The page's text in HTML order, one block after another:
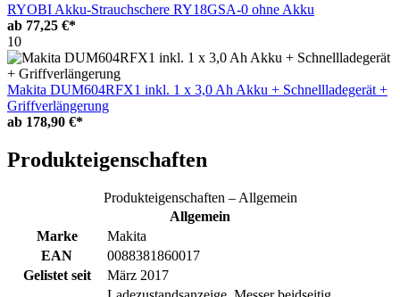
RYOBI Akku-Strauchschere RY18GSA-0 ohne Akku
ab 77,25 €*
10
Makita DUM604RFX1 inkl. 1 x 3,0 Ah Akku + Schnellladegerät +
Griffverlängerung
ab 178,90 €*
Produkteigenschaften
Produkteigenschaften – Allgemein
Allgemein
Marke
Makita
EAN
0088381860017
Gelistet seit
März 2017